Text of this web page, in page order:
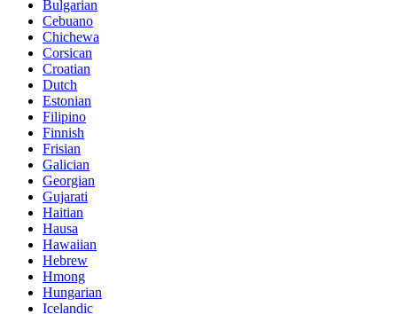
Bulgarian
Cebuano
Chichewa
Corsican
Croatian
Dutch
Estonian
Filipino
Finnish
Frisian
Galician
Georgian
Gujarati
Haitian
Hausa
Hawaiian
Hebrew
Hmong
Hungarian
Icelandic